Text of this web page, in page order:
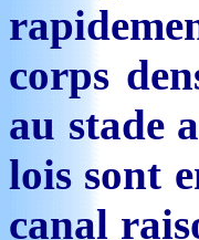
corps
au stade
lois sont
canal